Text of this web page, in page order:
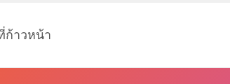
ก้าวหน้า